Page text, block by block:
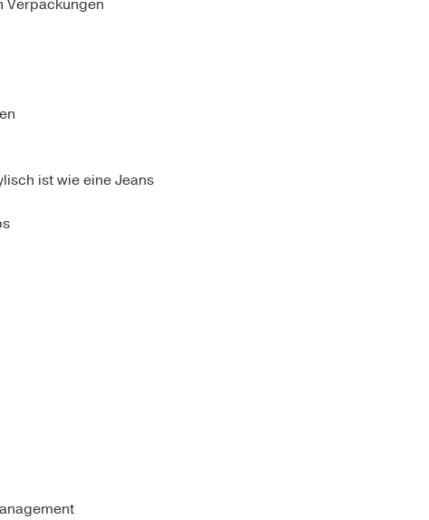
Verpackungen
ist wie eine Jeans